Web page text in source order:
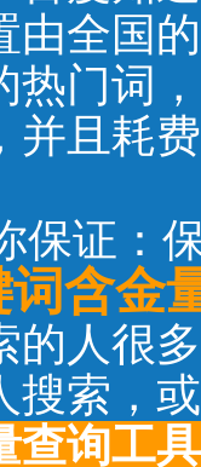
由全国
热门词
并且耗
保证：
含金
的人很
搜索，
查询工